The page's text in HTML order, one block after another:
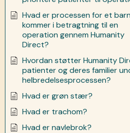
Hvad er processen for et
kommer i betragtning til en
operation gennem Humanity
Direct?
Hvordan støtter Humanity
patienter og deres familier
helbredelsesprocessen?
Hvad er grøn stær?
Hvad er trachom?
Hvad er navlebrok?